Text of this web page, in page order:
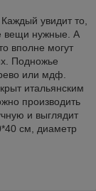
увидит то,
вещи нужные. А
вполне могут
Подножье
или мдф.
итальянским
производить
и выглядит
см, диаметр